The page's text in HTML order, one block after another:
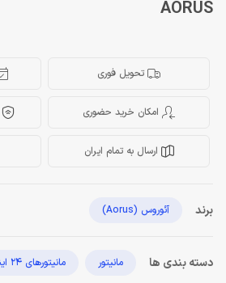
AORUS
تحویل فوری
امکان خرید حضوری
ارسال به تمام ایران
برند آئوروس (Aorus)
دسته بندی ها مانیتور مانیتورهای 24 اینچ